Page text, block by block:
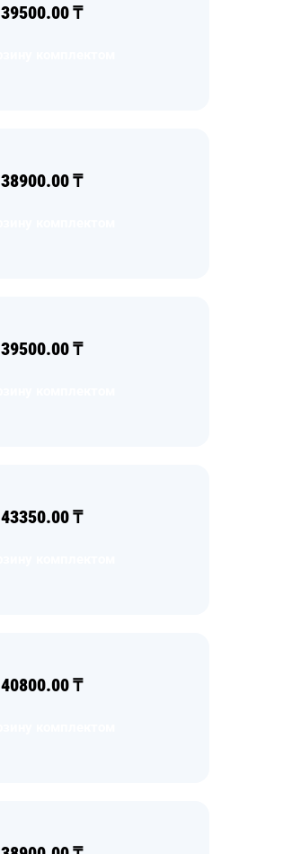
39500.00₸
38900.00₸
39500.00₸
43350.00₸
40800.00₸